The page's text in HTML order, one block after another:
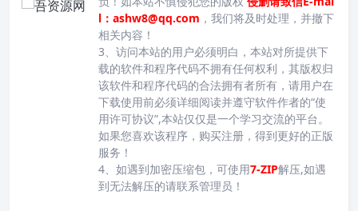
l：ashw8@qq.com ，我们将及时处理，并撤下
相关内容！
3、访问本站的用户必须明白，本站对所提供下
载的软件和程序代码不拥有任何权利，其版权归
该软件和程序代码的合法拥有者所有，请用户在
下载使用前必须详细阅读并遵守软件作者的“使
用许可协议”,本站仅仅是一个学习交流的平台。
如果您喜欢该程序，购买注册，得到更好的正版
服务！
4、如遇到加密压缩包，可使用7-ZIP解压,如遇
到无法解压的请联系管理员！